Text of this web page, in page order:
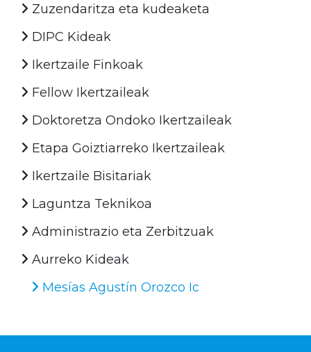
Zuzendaritza eta kudeaketa
DIPC Kideak
Ikertzaile Finkoak
Fellow Ikertzaileak
Doktoretza Ondoko Ikertzaileak
Etapa Goiztiarreko Ikertzaileak
Ikertzaile Bisitariak
Laguntza Teknikoa
Administrazio eta Zerbitzuak
Aurreko Kideak
Mesías Agustín Orozco Ic